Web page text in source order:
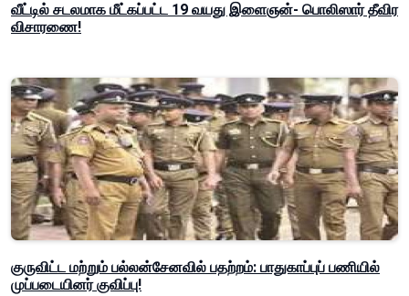
வீட்டில் சடலமாக மீட்கப்பட்ட 19 வயது இளைஞன்- பொலிஸார் தீவிர
விசாரணை!
குருவிட்ட மற்றும் பல்லன்சேனவில் பதற்றம்: பாதுகாப்புப் பணியில்
முப்படையினர் குவிப்பு!